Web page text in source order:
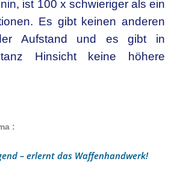
ist 100 x schwieriger als ein
Es gibt keinen anderen
Aufstand und es gibt in
Hinsicht keine höhere
:
– erlernt das Waffenhandwerk!